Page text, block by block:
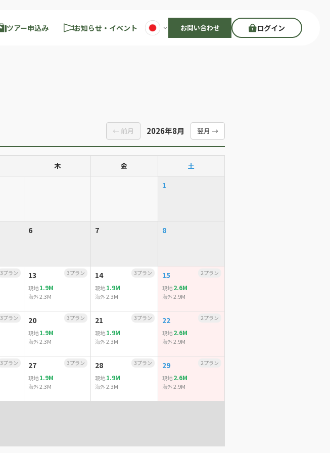
ツアー申込み お知らせ・イベント お問い合わせ ログイン
← 前月 2026年8月 翌月 →
木 金 土
1
6 7 8
3プラン
13
3プラン
現地 1.9M
海外2.3M
14
3プラン
現地1.9M
海外2.3M
15
2プラン
現地 2.6M
海外2.9M
3プラン
20
3プラン
現地 1.9M
海外2.3M
21
3プラン
現地1.9M
海外2.3M
22
2プラン
現地 2.6M
海外2.9M
3プラン
27
3プラン
現地 1.9M
海外2.3M
28
3プラン
現地1.9M
海外2.3M
29
2プラン
現地 2.6M
海外2.9M